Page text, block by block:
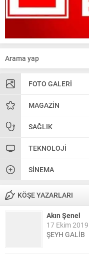
FOTO GALERI
MAGAZIN
SAĞLIK
TEKNOLOJI
SINEMA
KÖŞE YAZARLARI
Akın Şenel
17 Ekim
ŞEYH GALİB